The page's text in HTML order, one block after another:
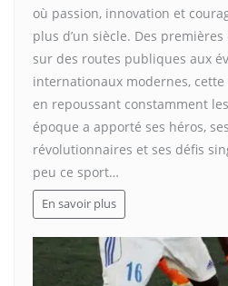
où passion, innovation et
plus d’un siècle. Des
sur des routes publiques aux
internationaux modernes,
en repoussant constamment
époque a apporté ses héros,
révolutionnaires et ses défis
peu ce sport…
En savoir plus